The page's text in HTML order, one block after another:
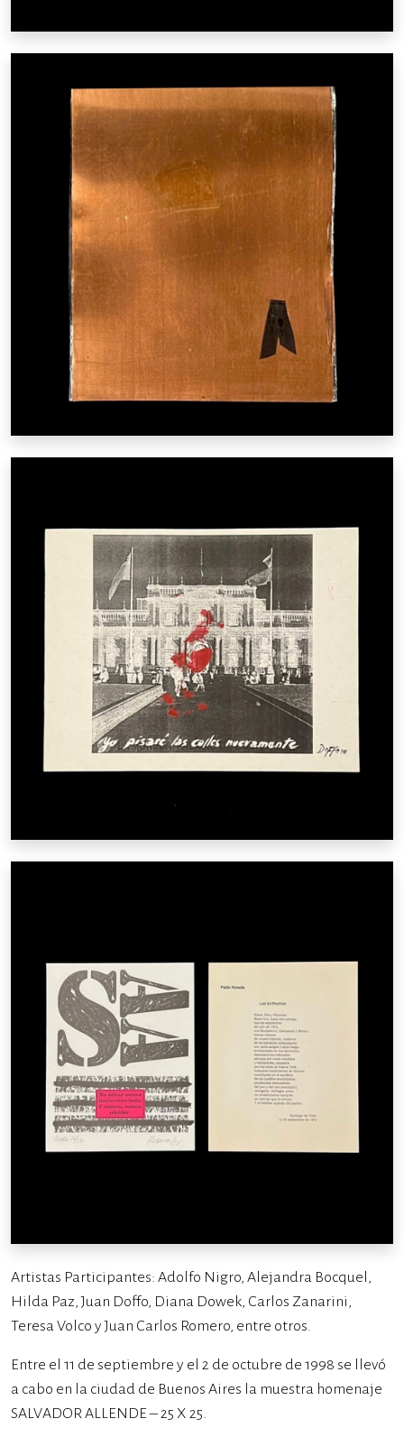
Artistas Participantes: Adolfo Nigro, Alejandra Bocquel,
Hilda Paz, Juan Doffo, Diana Dowek, Carlos Zanarini,
Teresa Volco y Juan Carlos Romero, entre otros.
Entre el 11 de septiembre y el 2 de octubre de 1998 se llevó
a cabo en la ciudad de Buenos Aires la muestra homenaje
SALVADOR ALLENDE – 25 X 25.